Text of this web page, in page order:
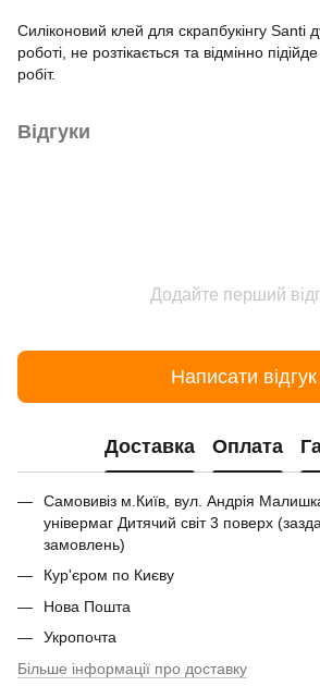
Силіконовий клей для скрапбукінгу Santi
роботі, не розтікається та відмінно
робіт.
Відгуки
Додайте перший
Написати відгук
Доставка Оплата
Самовивіз м.Київ, вул. Андрія
універмаг Дитячий світ 3 поверх
замовлень)
Кур'єром по Києву
Нова Пошта
Укропочта
Більше інформації про доставку